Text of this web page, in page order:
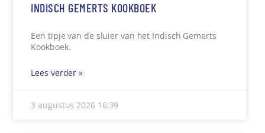
INDISCH GEMERTS KOOKBOEK
Een tipje van de sluier van het Indisch Gemerts
Kookboek.
Lees verder »
3 augustus 2026 16:39